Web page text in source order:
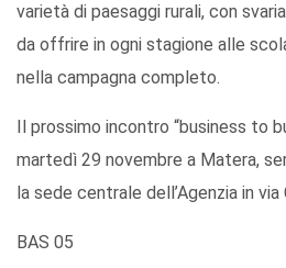
varietà di paesaggi rurali, con
da offrire in ogni stagione alle
nella campagna completo.
Il prossimo incontro “business to
martedì 29 novembre a Matera,
la sede centrale dell’Agenzia in via
BAS 05